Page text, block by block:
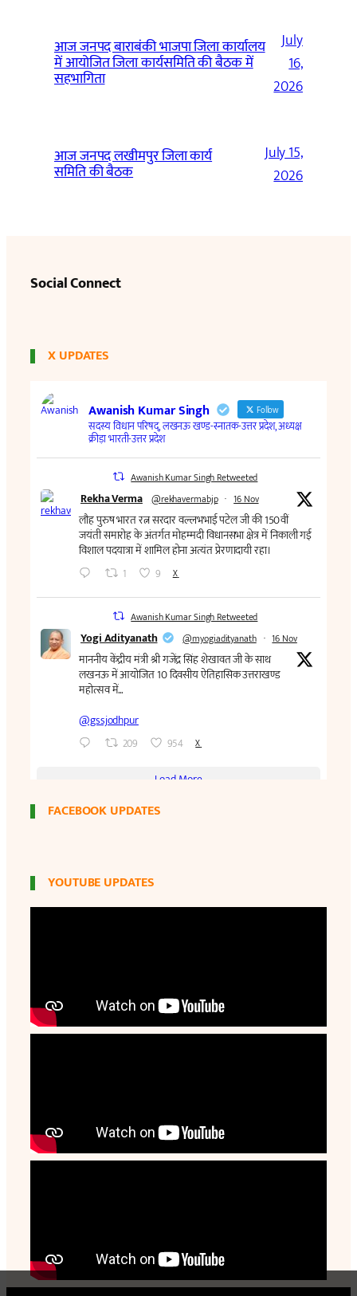
आज जनपद बाराबंकी भाजपा जिला कार्यालय
में आयोजित जिला कार्यसमिति की बैठक में
सहभागिता
July
16,
2026
आज जनपद लखीमपुर जिला कार्य
समिति की बैठक
July 15,
2026
Social Connect
X UPDATES
FACEBOOK UPDATES
YOUTUBE UPDATES